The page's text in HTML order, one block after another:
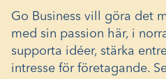
Go Business vill göra det
med sin passion här, i
supporta idéer, stärka
intresse för företagande.